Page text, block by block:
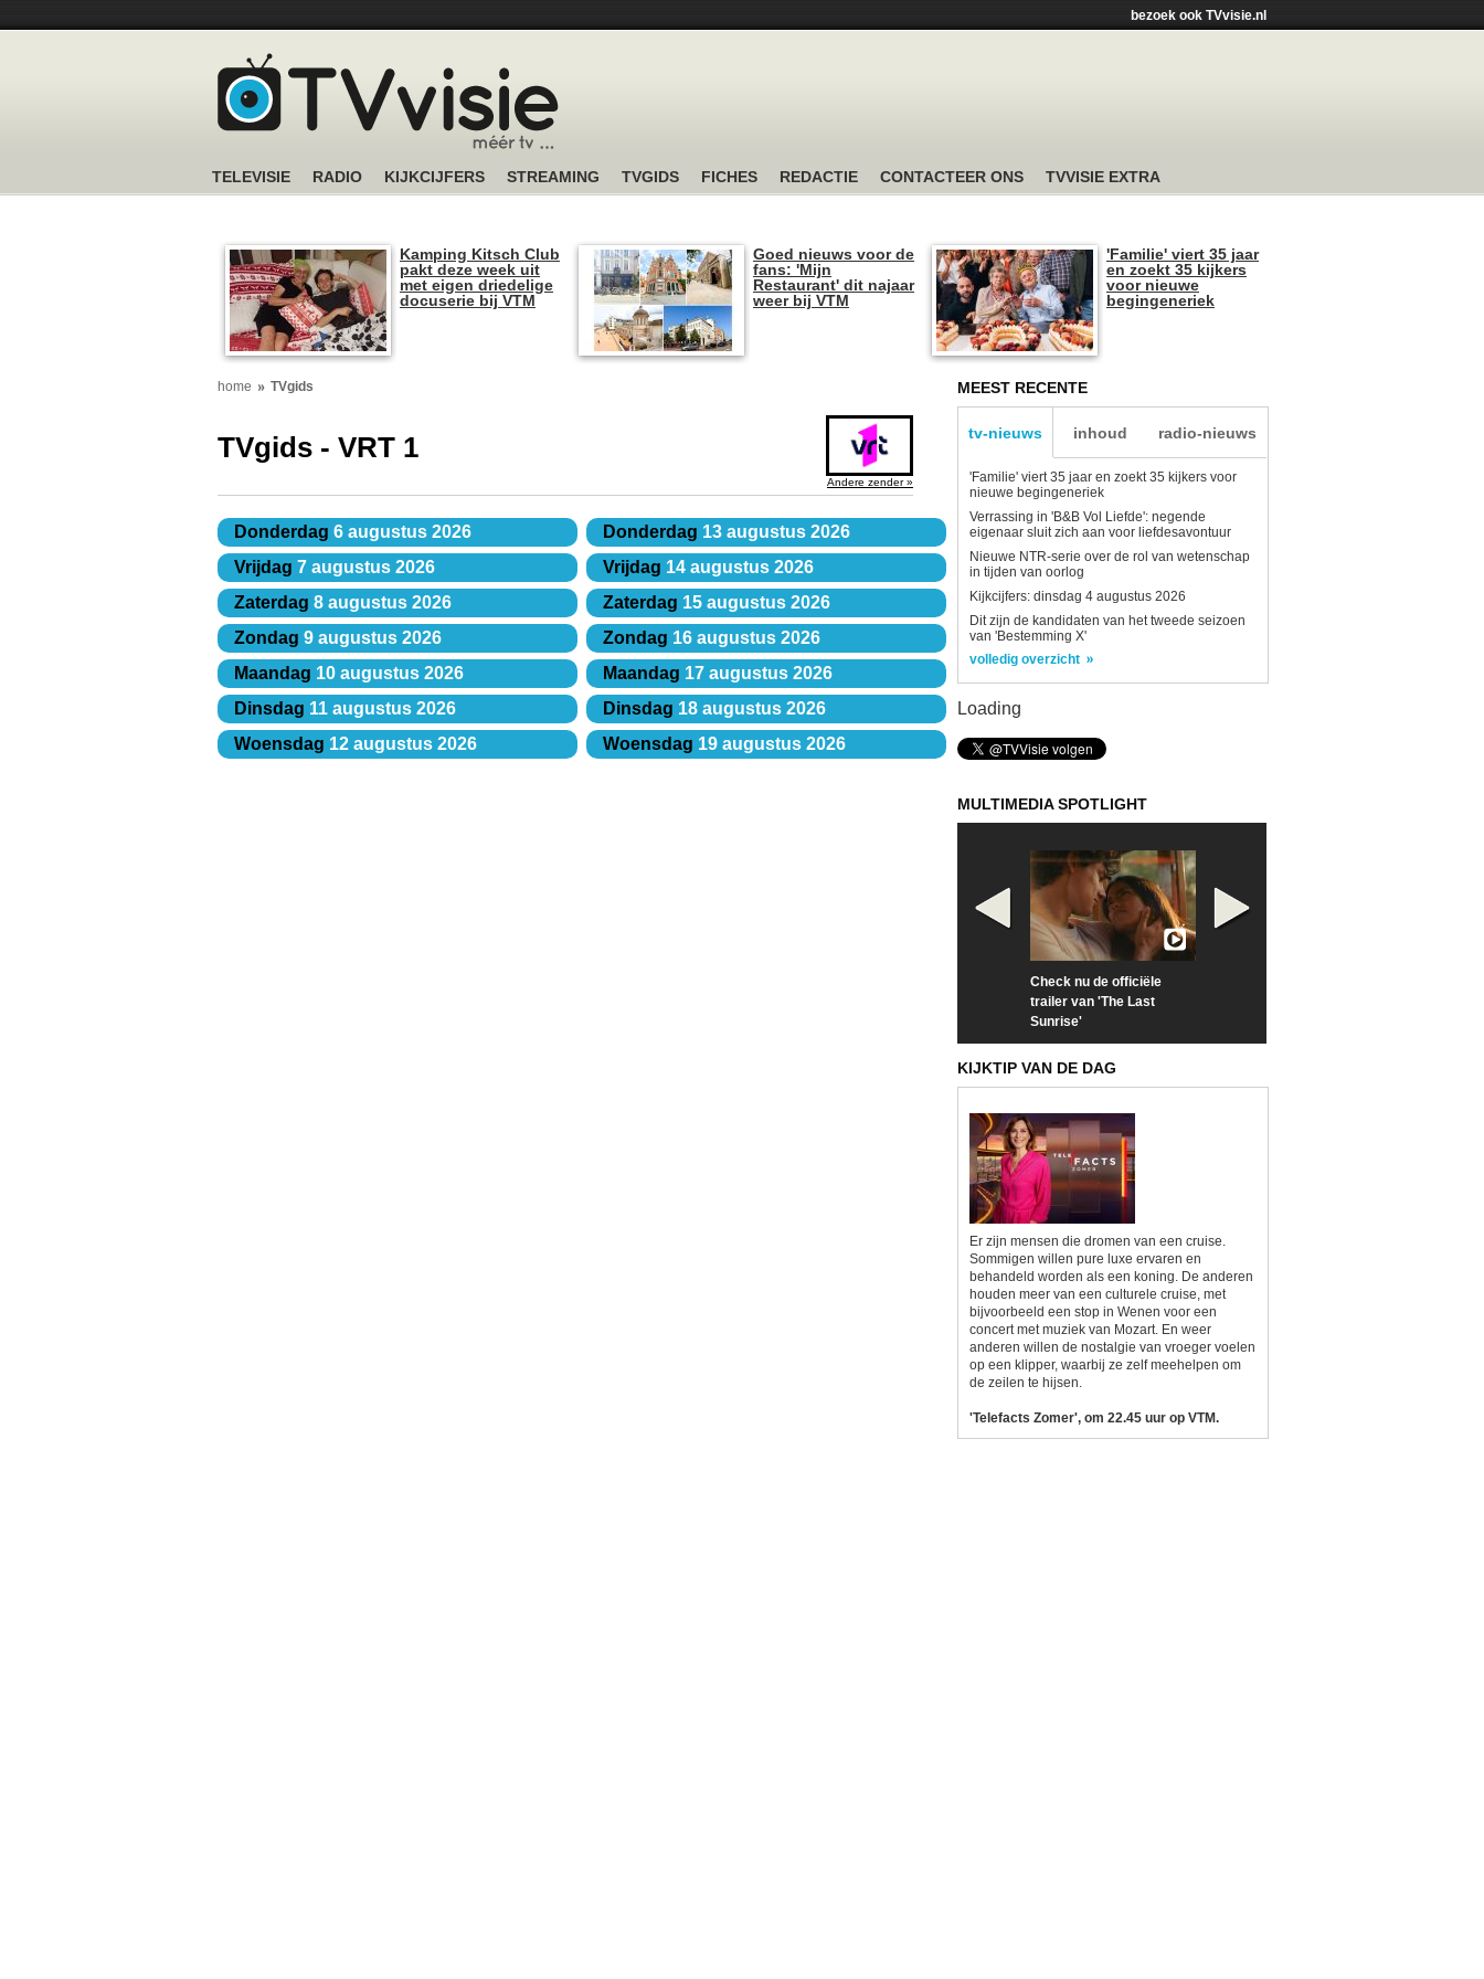
bezoek ook TVvisie.nl
TELEVISIE RADIO KIJKCIJFERS STREAMING TVGIDS FICHES REDACTIE CONTACTEER ONS TVVISIE EXTRA
Kamping Kitsch Club
pakt deze week uit
met eigen driedelige
docuserie bij VTM
Goed nieuws voor de
fans: 'Mijn
Restaurant' dit najaar
weer bij VTM
'Familie' viert 35 jaar
en zoekt 35 kijkers
voor nieuwe
begingeneriek
home TVgids
TVgids - VRT 1
Andere zender »
Donderdag 6 augustus 2026
Vrijdag 7 augustus 2026
Zaterdag 8 augustus 2026
Zondag 9 augustus 2026
Maandag 10 augustus 2026
Dinsdag 11 augustus 2026
Woensdag 12 augustus 2026
Donderdag 13 augustus 2026
Vrijdag 14 augustus 2026
Zaterdag 15 augustus 2026
Zondag 16 augustus 2026
Maandag 17 augustus 2026
Dinsdag 18 augustus 2026
Woensdag 19 augustus 2026
MEEST RECENTE
tv-nieuws inhoud radio-nieuws
'Familie' viert 35 jaar en zoekt 35 kijkers voor
nieuwe begingeneriek
Verrassing in 'B&B Vol Liefde': negende
eigenaar sluit zich aan voor liefdesavontuur
Nieuwe NTR-serie over de rol van wetenschap
in tijden van oorlog
Kijkcijfers: dinsdag 4 augustus 2026
Dit zijn de kandidaten van het tweede seizoen
van 'Bestemming X'
volledig overzicht
Loading
MULTIMEDIA SPOTLIGHT
Check nu de officiële
trailer van 'The Last
Sunrise'
KIJKTIP VAN DE DAG
Er zijn mensen die dromen van een cruise.
Sommigen willen pure luxe ervaren en
behandeld worden als een koning. De anderen
houden meer van een culturele cruise, met
bijvoorbeeld een stop in Wenen voor een
concert met muziek van Mozart. En weer
anderen willen de nostalgie van vroeger voelen
op een klipper, waarbij ze zelf meehelpen om
de zeilen te hijsen.
'Telefacts Zomer', om 22.45 uur op VTM.